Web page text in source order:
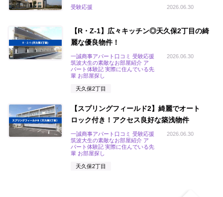
2026.06.30
受験応援
【R・Z-1】広々キッチン◎天久保2丁目の綺
麗な優良物件！
2026.06.30
一誠商事アパート口コミ 受験応援
筑波大生の素敵なお部屋紹介 ア
パート体験記 実際に住んでいる先
輩 お部屋探し
天久保2丁目
【スプリングフィールド2】綺麗でオート
ロック付き！アクセス良好な築浅物件
2026.06.30
一誠商事アパート口コミ 受験応援
筑波大生の素敵なお部屋紹介 ア
パート体験記 実際に住んでいる先
輩 お部屋探し
天久保2丁目